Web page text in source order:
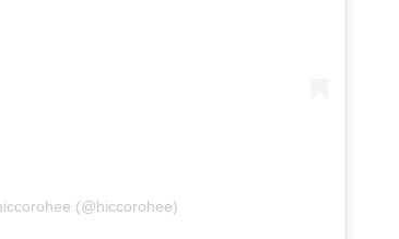
(@hiccorohee)